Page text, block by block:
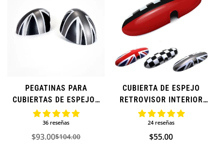
PEGATINAS PARA
CUBIERTAS DE ESPEJOS
RETROVISORES PARA MINI
COOPER (ADICIONALES) -
SERIE R
36 reseñas
Precio
$93.00Precio
$104.00
CUBIERTA DE ESPEJO
RETROVISOR INTERIOR
PARA MINI COOPER SERIE
R (ADICIONAL)
24 reseñas
Precio
$55.00